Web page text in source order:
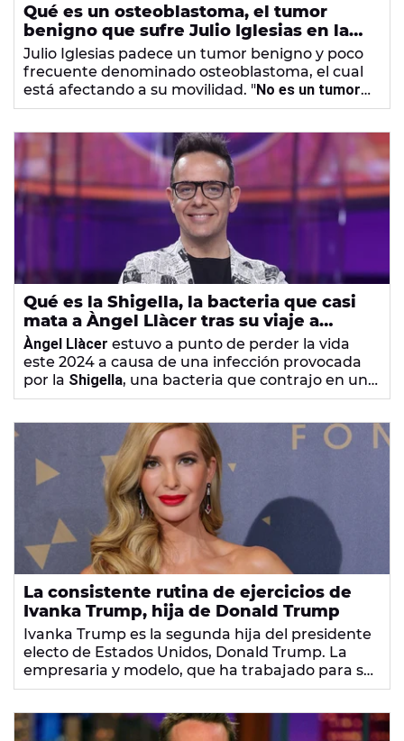
Qué es un osteoblastoma, el tumor
benigno que sufre Julio Iglesias en la
columna a sus 81 años
Julio Iglesias padece un tumor benigno y poco
frecuente denominado osteoblastoma, el cual
está afectando a su movilidad. "No es un tumor
que metastaticeo que pueda producir el cáncer
traumatólogo especialista en columna.
Qué es la Shigella, la bacteria que casi
mata a Àngel Llàcer tras su viaje a
Vietnam
Àngel Llàcer estuvo a punto de perder la vida
este 2024 a causa de una infección provocada
por la Shigella, una bacteria que contrajo en un
viaje a Vietnam. Conoce los síntomas, las vías de
este microbio.
La consistente rutina de ejercicios de
Ivanka Trump, hija de Donald Trump
Ivanka Trump es la segunda hija del presidente
electo de Estados Unidos, Donald Trump. La
empresaria y modelo, que ha trabajado para su
padre durante años, ha compartido en sus
"desarrollar músculo".